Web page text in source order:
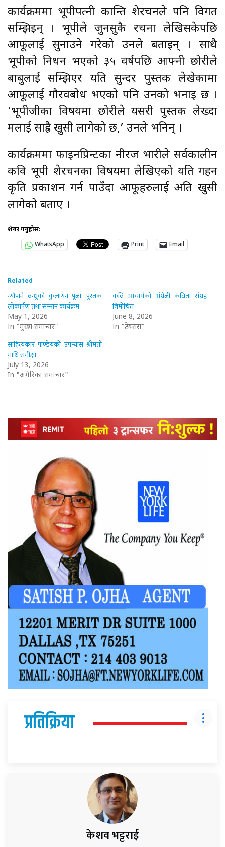
कार्यक्रममा भूपीपत्नी कान्ति शेरचनले पनि विगत
सम्झिइन् । भूपीले जुनसुकै रचना लेखिसकेपछि
आफूलाई सुनाउने गरेको उनले बताइन् । साथै
भूपीको निधन भएको ३५ वर्षपछि आफ्नी छोरीले
बाबुलाई सम्झिएर यति सुन्दर पुस्तक लेखेकामा
आफूलाई गौरवबोध भएको पनि उनको भनाइ छ ।
‘भूपीजीका विषयमा छोरीले यसरी पुस्तक लेख्दा
मलाई साह्रै खुसी लागेको छ,’ उनले भनिन् ।
कार्यक्रममा फाइनप्रिन्टका नीरज भारीले सर्वकालीन
कवि भूपी शेरचनका विषयमा लेखिएको यति गहन
कृति प्रकाशन गर्न पाउँदा आफूहरुलाई अति खुसी
लागेको बताए ।
शेयर गर्नुहोस:
WhatsApp
Print Email
Related
न्यौपाने बन्धुको कुलायन पूजा, पुस्तक
लोकार्पण तथा सम्मान कार्यक्रम
May 1, 2026
In "मुख्य समाचार"
कवि आचार्यको अंग्रेजी कविता संग्रह
विमोचित
June 8, 2026
In "टेक्सस"
साहित्यकार पाण्डेयको उपन्यास श्रीमती
माथि समीक्षा
July 13, 2026
In "अमेरिका समाचार"
प्रतिक्रिया
केशव भट्टराई